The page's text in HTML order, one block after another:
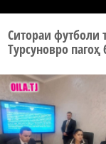
Ситораи футболи
Турсуновро